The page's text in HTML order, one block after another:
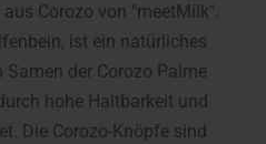
Corozo von "meetMilk".
ist ein natürliches
der Corozo Palme
hohe Haltbarkeit und
Die Corozo-Knöpfe sind